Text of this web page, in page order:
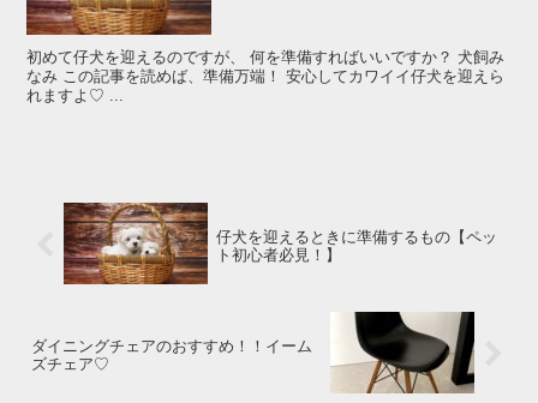
初めて仔犬を迎えるのですが、 何を準備すればいいですか？ 犬飼み
なみ この記事を読めば、準備万端！ 安心してカワイイ仔犬を迎えら
れますよ♡ ...
仔犬を迎えるときに準備するもの【ペッ
ト初心者必見！】
ダイニングチェアのおすすめ！！イーム
ズチェア♡